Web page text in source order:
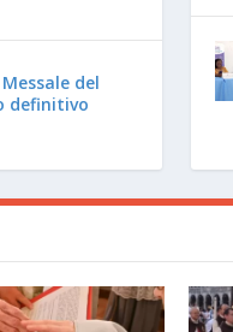
del
definitivo